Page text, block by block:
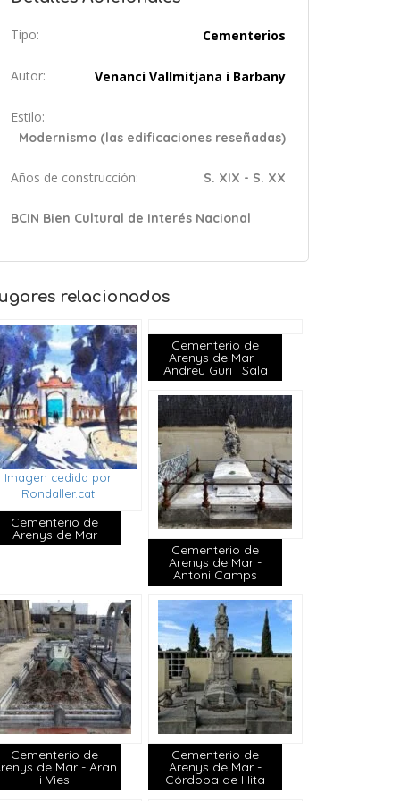
Tipo: Cementerios
Autor: Venanci Vallmitjana i Barbany
Estilo:
Modernismo (las edificaciones reseñadas)
Años de construcción: S. XIX - S. XX
BCIN Bien Cultural de Interés Nacional
relacionados
Imagen cedida por
Rondaller.cat
Cementerio de
Arenys de Mar
Cementerio de
Arenys de Mar -
Andreu Guri i Sala
Cementerio de
Arenys de Mar -
Antoni Camps
Cementerio de
de Mar - Aran
i Vies
Cementerio de
Arenys de Mar -
Córdoba de Hita